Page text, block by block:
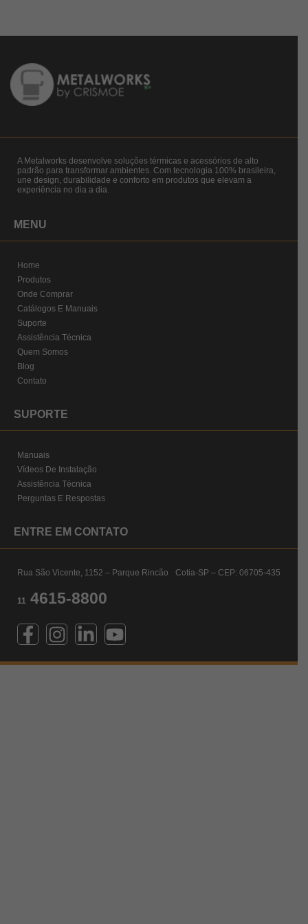
A Metalworks desenvolve soluções térmicas e acessórios de alto
padrão para transformar ambientes. Com tecnologia 100% brasileira,
une design, durabilidade e conforto em produtos que elevam a
experiência no dia a dia.
MENU
Home
Produtos
Onde Comprar
Catálogos E Manuais
Suporte
Assistência Técnica
Quem Somos
Blog
Contato
SUPORTE
Manuais
Vídeos De Instalação
Assistência Técnica
Perguntas E Respostas
ENTRE EM CONTATO
Rua São Vicente, 1152 – Parque Rincão Cotia-SP – CEP: 06705-435
11 4615-8800